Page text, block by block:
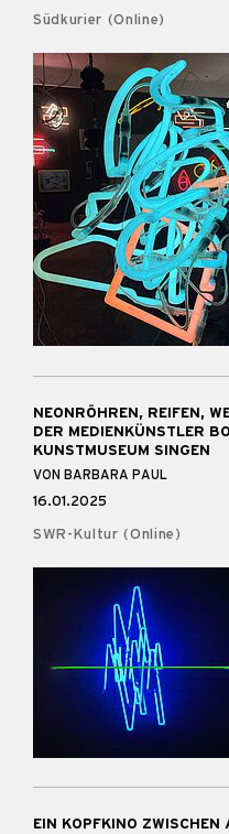
Südkurier (Online)
NEONRÖHREN, REIFEN,
DER MEDIENKÜNSTLER
KUNSTMUSEUM SINGEN
VON BARBARA PAUL
16.01.2025
SWR-Kultur (Online)
EIN KOPFKINO